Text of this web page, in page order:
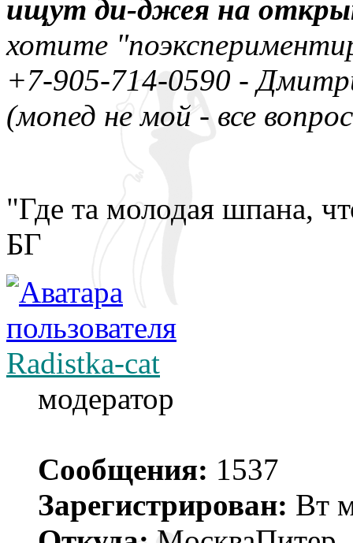
ищут ди-джея на
хотите
+7-905-714-0590 -
(мопед не мой - все
"Где та молодая шпана,
БГ
Radistka-cat
модератор
Сообщения: 1537
Зарегистрирован: Вт